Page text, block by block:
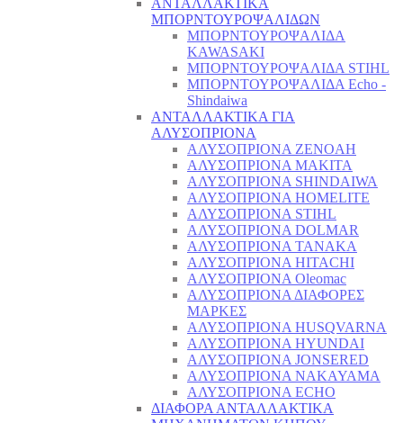
ΑΝΤΑΛΛΑΚΤΙΚΑ
ΜΠΟΡΝΤΟΥΡΟΨΑΛΙΔΩΝ
ΜΠΟΡΝΤΟΥΡΟΨΑΛΙΔΑ
KAWASAKI
ΜΠΟΡΝΤΟΥΡΟΨΑΛΙΔΑ STIHL
ΜΠΟΡΝΤΟΥΡΟΨΑΛΙΔΑ Echo -
Shindaiwa
ΑΝΤΑΛΛΑΚΤΙΚΑ ΓΙΑ
ΑΛΥΣΟΠΡΙΟΝΑ
ΑΛΥΣΟΠΡΙΟΝΑ ZENOAH
ΑΛΥΣΟΠΡΙΟΝΑ MAKITA
ΑΛΥΣΟΠΡΙΟΝΑ SHINDAIWA
ΑΛΥΣΟΠΡΙΟΝΑ HOMELITE
ΑΛΥΣΟΠΡΙΟΝΑ STIHL
ΑΛΥΣΟΠΡΙΟΝΑ DOLMAR
ΑΛΥΣΟΠΡΙΟΝΑ TANAKA
ΑΛΥΣΟΠΡΙΟΝΑ HITACHI
ΑΛΥΣΟΠΡΙΟΝΑ Oleomac
ΑΛΥΣΟΠΡΙΟΝΑ ΔΙΑΦΟΡΕΣ
ΜΑΡΚΕΣ
ΑΛΥΣΟΠΡΙΟΝΑ HUSQVARNA
ΑΛΥΣΟΠΡΙΟΝΑ HYUNDAI
ΑΛΥΣΟΠΡΙΟΝΑ JONSERED
ΑΛΥΣΟΠΡΙΟΝΑ NAKAYAMA
ΑΛΥΣΟΠΡΙΟΝΑ ECHO
ΔΙΑΦΟΡΑ ΑΝΤΑΛΛΑΚΤΙΚΑ